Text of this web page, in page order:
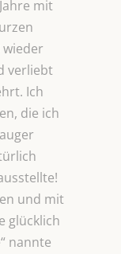
mit
wieder
verliebt
Ich
die ich
und mit
glücklich
nannte